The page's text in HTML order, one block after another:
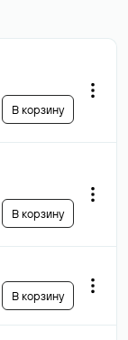
В корзину
В корзину
В корзину